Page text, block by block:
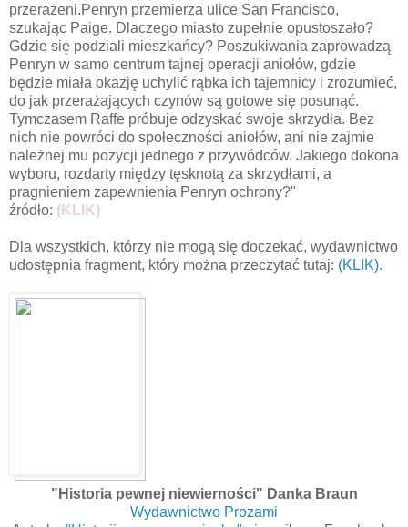
przerażeni.Penryn przemierza ulice San Francisco,
szukając Paige. Dlaczego miasto zupełnie opustoszało?
Gdzie się podziali mieszkańcy? Poszukiwania zaprowadzą
Penryn w samo centrum tajnej operacji aniołów, gdzie
będzie miała okazję uchylić rąbka ich tajemnicy i zrozumieć,
do jak przerażających czynów są gotowe się posunąć.
Tymczasem Raffe próbuje odzyskać swoje skrzydła. Bez
nich nie powróci do społeczności aniołów, ani nie zajmie
należnej mu pozycji jednego z przywódców. Jakiego dokona
wyboru, rozdarty między tęsknotą za skrzydłami, a
pragnieniem zapewnienia Penryn ochrony?"
źródło: (KLIK)
Dla wszystkich, którzy nie mogą się doczekać, wydawnictwo
udostępnia fragment, który można przeczytać tutaj: (KLIK).
"Historia pewnej niewierności" Danka Braun
Wydawnictwo Prozami